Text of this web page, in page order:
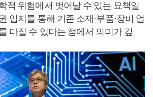
적 위험에서 벗어날 수 있는 묘책일
입지를 통해 기존 소재·부품·장비 업
다질 수 있다는 점에서 의미가 깊